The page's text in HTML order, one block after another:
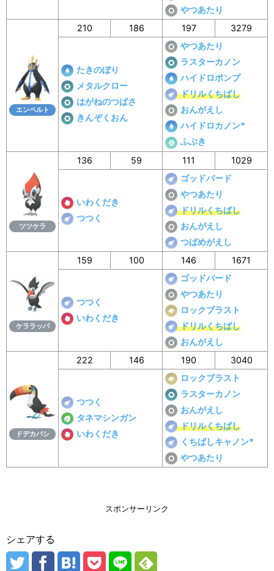
やつあたり
エンペルト
210 186 197 3279
たきのぼり
メタルクロー
はがねのつばさ
きんぞくおん
やつあたり
ラスターカノン
ハイドロポンプ
ドリルくちばし
おんがえし
ハイドロカノン*
ふぶき
ツツケラ
136 59 111 1029
いわくだき
つつく
ゴッドバード
やつあたり
ドリルくちばし
おんがえし
つばめがえし
ケララッパ
159 100 146 1671
つつく
いわくだき
ゴッドバード
やつあたり
ロックブラスト
ドリルくちばし
おんがえし
ドデカバシ
222 146 190 3040
つつく
タネマシンガン
いわくだき
ロックブラスト
ラスターカノン
おんがえし
ドリルくちばし
くちばしキャノン*
やつあたり
スポンサーリンク
シェアする